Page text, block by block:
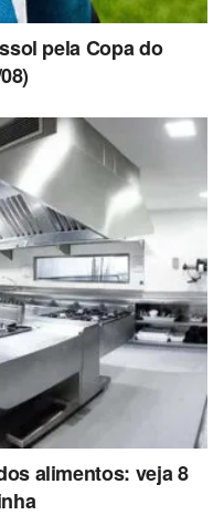
pela Copa do
alimentos: veja 8